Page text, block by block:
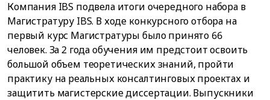
Компания IBS подвела итоги очередного набора в
Магистратуру IBS. В ходе конкурсного отбора на
первый курс Магистратуры было принято 66
человек. За 2 года обучения им предстоит освоить
большой объем теоретических знаний, пройти
практику на реальных консалтинговых проектах и
защитить магистерские диссертации. Выпускники